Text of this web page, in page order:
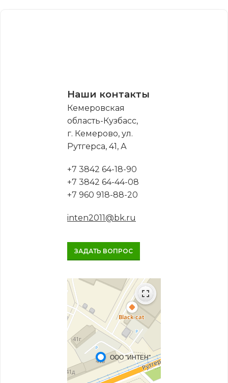
Наши контакты
Кемеровская
область-Кузбасс,
г. Кемерово, ул.
Рутгерса, 41, А
+7 3842 64-18-90
+7 3842 64-44-08
+7 960 918-88-20
inten2011@bk.ru
ЗАДАТЬ ВОПРОС